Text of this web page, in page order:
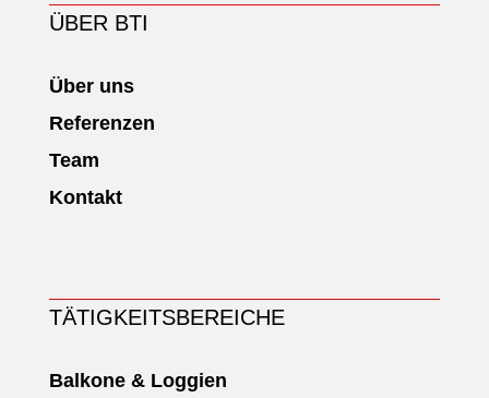
ÜBER BTI
Über uns
Referenzen
Team
Kontakt
TÄ­TIG­KEITS­BE­REICHE
Balkone & Loggien